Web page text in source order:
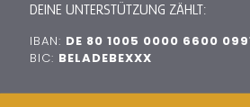
DEINE UNTERSTÜTZUNG ZÄHLT:
IBAN: DE 80 1005 0000 6600
BIC: BELADEBEXXX